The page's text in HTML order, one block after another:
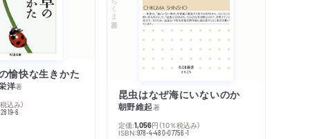
愉快な生きかた
洋著
込み）
6
昆虫はなぜ海にいないのか
朝野維起著
定価:1,056円 （10％税込み）
ISBN:978-4-480-07756-1